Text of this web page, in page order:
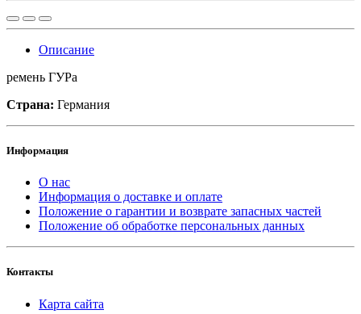
Описание
ремень ГУРа
Страна: Германия
Информация
О нас
Информация о доставке и оплате
Положение о гарантии и возврате запасных частей
Положение об обработке персональных данных
Контакты
Карта сайта